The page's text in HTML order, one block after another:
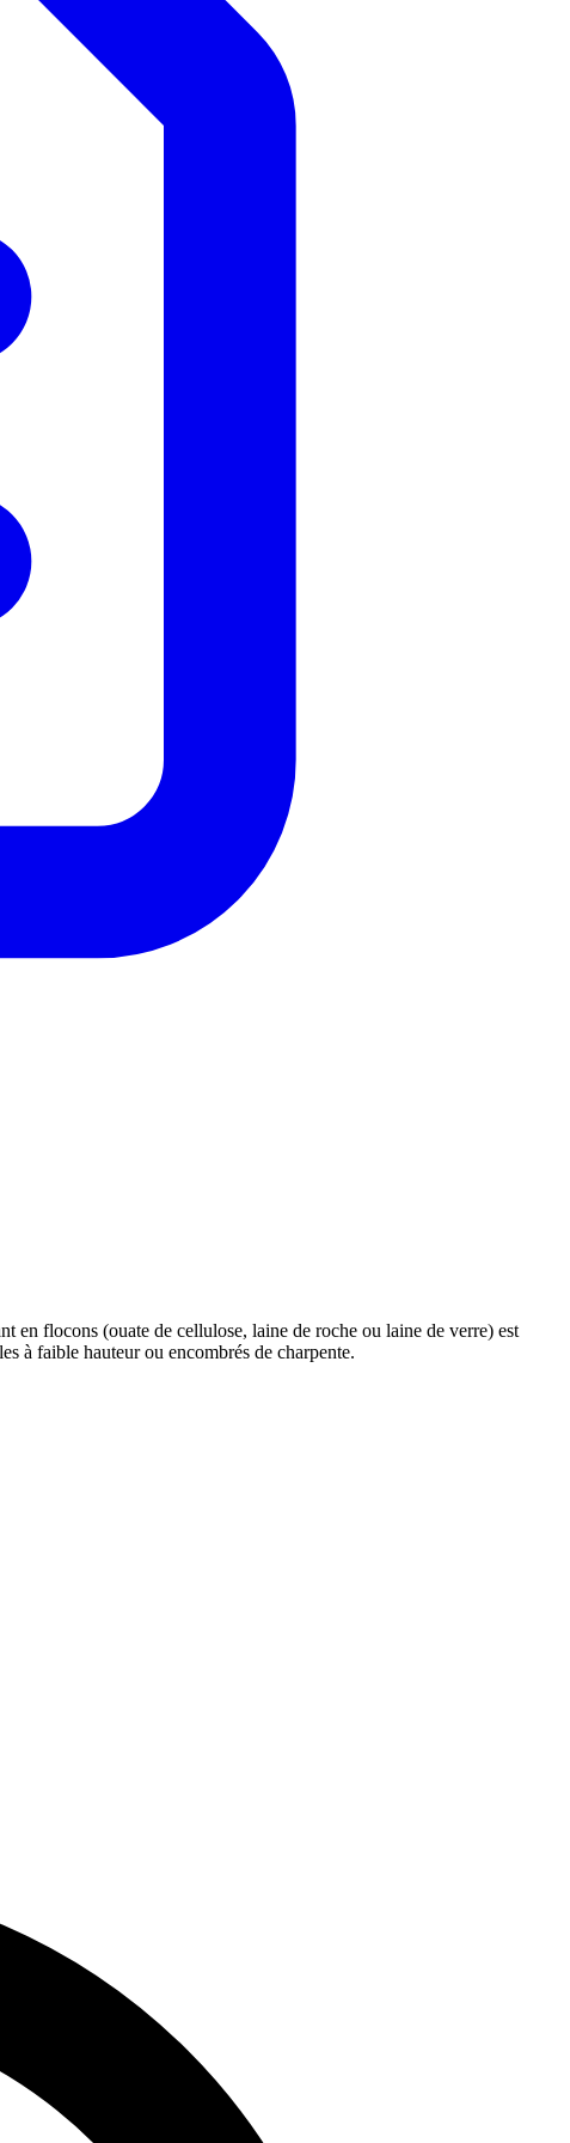
en flocons (ouate de cellulose, laine de roche ou laine de verre) est
à faible hauteur ou encombrés de charpente.